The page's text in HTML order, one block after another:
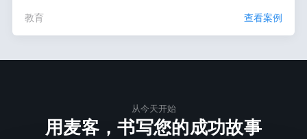
教育 查看案例
从今天开始
用麦客，书写您的成功故事